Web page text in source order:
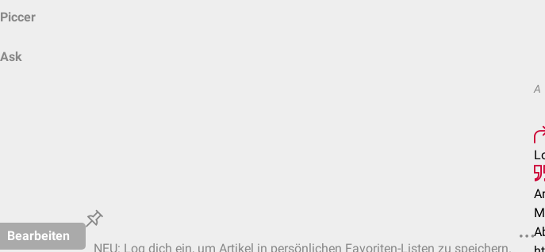
Piccer
Ask
Bearbeiten
NEU: Log dich ein, um Artikel in persönlichen Favoriten-Listen zu speichern.
A